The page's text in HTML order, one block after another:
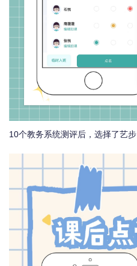
10个教务系统测评后，选择了艺步